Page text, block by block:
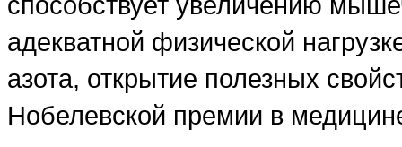
адекватной физической
азота, открытие полезных
Нобелевской премии в